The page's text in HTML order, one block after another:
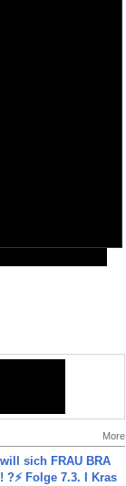
More
will sich FRAU BRA
?⚡️ Folge 7.3. I Kras